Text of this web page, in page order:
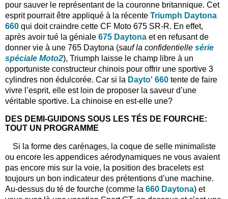
pour sauver le représentant de la couronne britannique. Cet
esprit pourrait être appliqué à la récente Triumph Daytona
660 qui doit craindre cette CF Moto 675 SR-R. En effet,
après avoir tué la géniale 675 Daytona et en refusant de
donner vie à une 765 Daytona (sauf la confidentielle série
spéciale Moto2), Triumph laisse le champ libre à un
opportuniste constructeur chinois pour offrir une sportive 3
cylindres non édulcorée. Car si la Dayto' 660 tente de faire
vivre l’esprit, elle est loin de proposer la saveur d’une
véritable sportive. La chinoise en est-elle une?
DES DEMI-GUIDONS SOUS LES TÉS DE FOURCHE:
TOUT UN PROGRAMME
Si la forme des carénages, la coque de selle minimaliste
ou encore les appendices aérodynamiques ne vous avaient
pas encore mis sur la voie, la position des bracelets est
toujours un bon indicateur des prétentions d’une machine.
Au-dessus du té de fourche (comme la 660 Daytona) et